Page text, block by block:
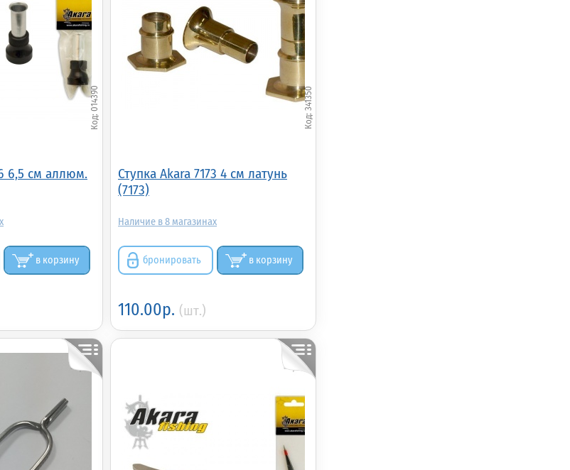
6,5 см аллюм.
014390
в корзину
Ступка Akara 7173 4 см латунь
(7173)
341350
8
бронировать в корзину
110.00р. (шт.)